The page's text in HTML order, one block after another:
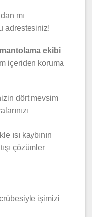
mı
adrestesiniz!
ekibi
içeriden koruma
dört mevsim
ısı kaybının
çözümler
işimizi